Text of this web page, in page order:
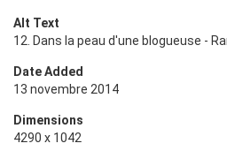
Alt Text
12. Dans la peau d'une blogueuse -
Date Added
13 novembre 2014
Dimensions
4290 x 1042